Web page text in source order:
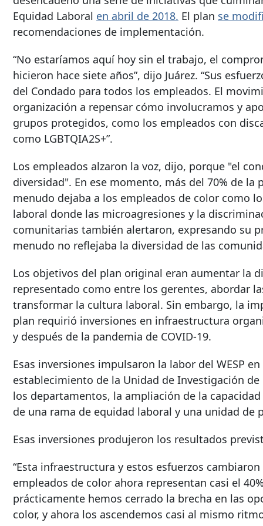
Equidad Laboral en abril de 2018. El plan se
recomendaciones de implementación.
“No estaríamos aquí hoy sin el trabajo, el
hicieron hace siete años”, dijo Juárez. “Sus
del Condado para todos los empleados. El
organización a repensar cómo involucramos y
grupos protegidos, como los empleados con
como LGBTQIA2S+”.
Los empleados alzaron la voz, dijo, porque "el
diversidad". En ese momento, más del 70% de
menudo dejaba a los empleados de color como
laboral donde las microagresiones y la
comunitarias también alertaron, expresando su
menudo no reflejaba la diversidad de las
Los objetivos del plan original eran aumentar la
representado como entre los gerentes, abordar
transformar la cultura laboral. Sin embargo, la
plan requirió inversiones en infraestructura
y después de la pandemia de COVID-19.
Esas inversiones impulsaron la labor del WESP
establecimiento de la Unidad de Investigación
los departamentos, la ampliación de la
de una rama de equidad laboral y una unidad de
Esas inversiones produjeron los resultados
“Esta infraestructura y estos esfuerzos
empleados de color ahora representan casi el
prácticamente hemos cerrado la brecha en las
color, y ahora los ascendemos casi al mismo